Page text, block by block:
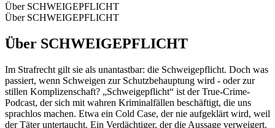
Über SCHWEIGEPFLICHT
Über SCHWEIGEPFLICHT
Über SCHWEIGEPFLICHT
Im Strafrecht gilt sie als unantastbar: die Schweigepflicht. Doch was
passiert, wenn Schweigen zur Schutzbehauptung wird - oder zur
stillen Komplizenschaft? „Schweigepflicht“ ist der True-Crime-
Podcast, der sich mit wahren Kriminalfällen beschäftigt, die uns
sprachlos machen. Etwa ein Cold Case, der nie aufgeklärt wird, weil
der Täter untertaucht. Ein Verdächtiger, der die Aussage verweigert.